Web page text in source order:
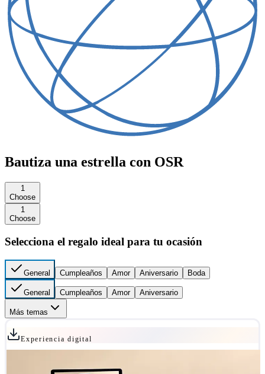
Bautiza una estrella con OSR
1
Choose
1
Choose
Selecciona el regalo ideal para tu ocasión
General Cumpleaños Amor Aniversario Boda
General Cumpleaños Amor Aniversario
Más temas
Experiencia digital